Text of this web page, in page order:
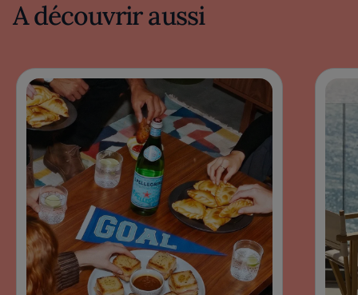
A découvrir aussi